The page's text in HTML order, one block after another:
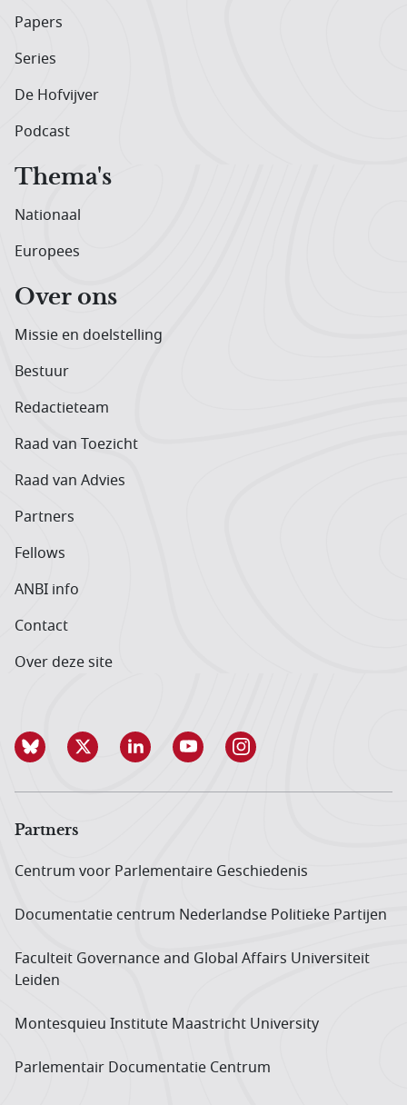
Papers
Series
De Hofvijver
Podcast
Thema's
Nationaal
Europees
Over ons
Missie en doelstelling
Bestuur
Redactieteam
Raad van Toezicht
Raad van Advies
Partners
Fellows
ANBI info
Contact
Over deze site
Partners
Centrum voor Parlementaire Geschiedenis
Documentatie centrum Neder­landse Politieke Partijen
Faculteit Governance and Global Affairs Universiteit
Leiden
Montesquieu Institute Maastricht University
Parlementair Documentatie Centrum